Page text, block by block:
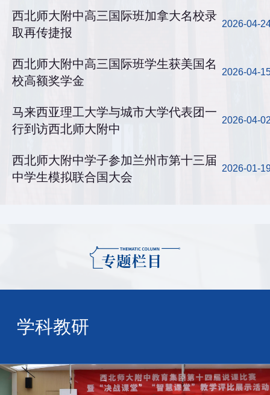
西北师大附中高三国际班加拿大名校录
取再传捷报
2026-04-
西北师大附中高三国际班学生获美国名
校高额奖学金
2026-04-
马来西亚理工大学与城市大学代表团一
行到访西北师大附中
2026-04-
西北师大附中学子参加兰州市第十三届
中学生模拟联合国大会
2026-01-
学科教研